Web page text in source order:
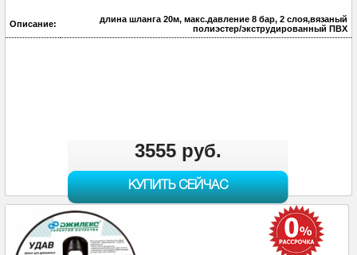
Описание:
длина шланга 20м, макс.давление 8 бар, 2 слоя,вязаный
полиэстер/экструдированный ПВХ
3555 руб.
КУПИТЬ СЕЙЧАС